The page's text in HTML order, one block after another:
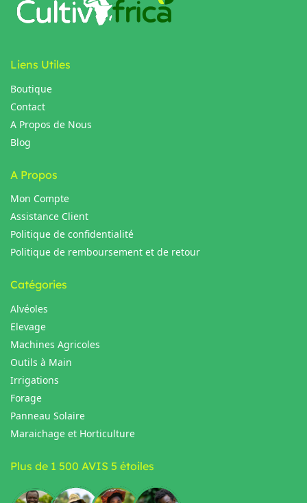
Liens Utiles
Boutique
Contact
A Propos de Nous
Blog
A Propos
Mon Compte
Assistance Client
Politique de confidentialité
Politique de remboursement et de retour
Catégories
Alvéoles
Elevage
Machines Agricoles
Outils à Main
Irrigations
Forage
Panneau Solaire
Maraichage et Horticulture
Plus de 1 500 AVIS 5 étoiles